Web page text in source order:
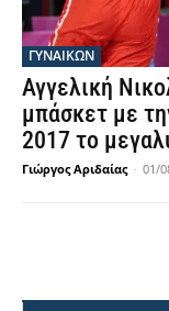
ΓΥΝΑΙΚΩΝ
Αγγελική
μπάσκετ με
2017 το
Γιώργος Αριδαίας - 01/